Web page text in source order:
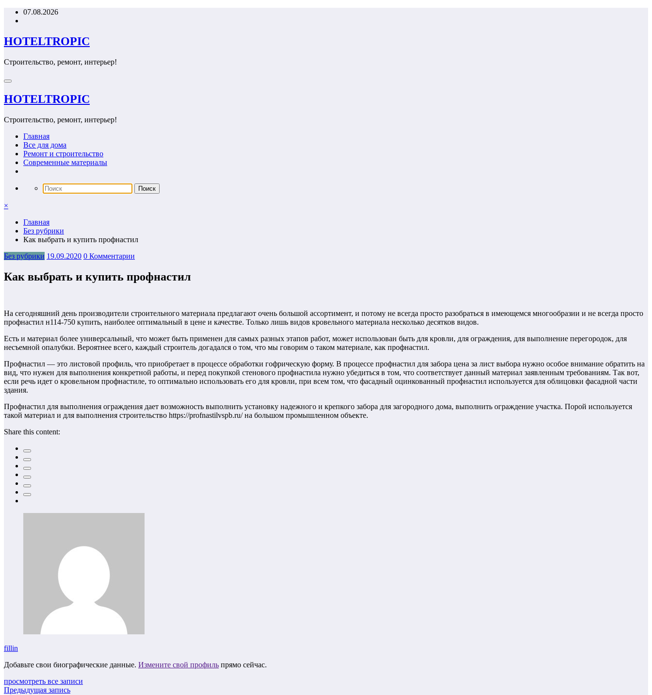
Перейти07.08.2026
HOTELTROPIC
Строительство, ремонт, интерьер!
HOTELTROPIC
Строительство, ремонт, интерьер!
Главная
Все для дома
Ремонт и строительство
Современные материалы
×
Главная
Без рубрики
Как выбрать и купить профнастил
Без рубрики 19.09.2020 0 Комментарии
Как выбрать и купить профнастил
На сегодняшний день производители строительного материала предлагают очень большой ассортимент, и потому не всегда просто разобраться в имеющемся многообразии и не всегда просто
профнастил н114-750 купить, наиболее оптимальный в цене и качестве. Только лишь видов кровельного материала несколько десятков видов.
Есть и материал более универсальный, что может быть применен для самых разных этапов работ, может использован быть для кровли, для ограждения, для выполнение перегородок, для
несъемной опалубки. Вероятнее всего, каждый строитель догадался о том, что мы говорим о таком материале, как профнастил.
Профнастил — это листовой профиль, что приобретает в процессе обработки гофрическую форму. В процессе профнастил для забора цена за лист выбора нужно особое внимание обратить на
вид, что нужен для выполнения конкретной работы, и перед покупкой стенового профнастила нужно убедиться в том, что соответствует данный материал заявленным требованиям. Так вот,
если речь идет о кровельном профнастиле, то оптимально использовать его для кровли, при всем том, что фасадный оцинкованный профнастил используется для облицовки фасадной части
здания.
Профнастил для выполнения ограждения дает возможность выполнить установку надежного и крепкого забора для загородного дома, выполнить ограждение участка. Порой используется
такой материал и для выполнения строительство https://profnastilvspb.ru/ на большом промышленном объекте.
Share this content:
fillin
Добавьте свои биографические данные. Измените свой профиль прямо сейчас.
просмотреть все записи
Предыдущая запись